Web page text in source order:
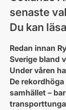
senaste
Du kan
Redan innan
Sverige bland
Under våren
De
samhället –